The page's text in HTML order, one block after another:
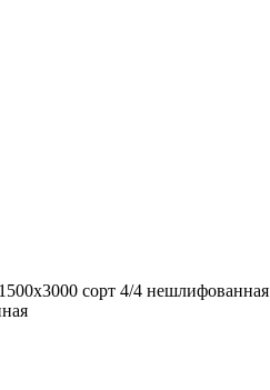
сорт 4/4 нешлифованная